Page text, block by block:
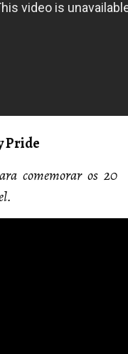
Pride
comemorar os 20